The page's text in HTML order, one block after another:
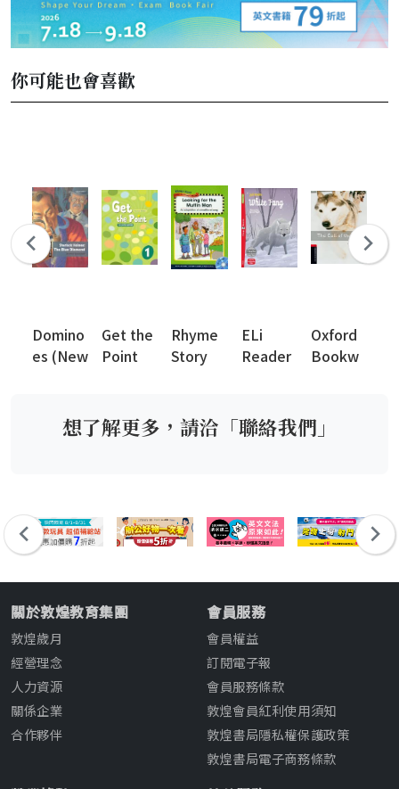
你可能也會喜歡
Domino
es (New
Get the
Point
Rhyme
Story
ELi
Reader
Oxford
Bookw
(New
Edition)
想了解更多，請洽「聯絡我們」
關於敦煌教育集團
敦煌歲月
經營理念
人力資源
關係企業
合作夥伴
會員服務
會員權益
訂閱電子報
會員服務條款
敦煌會員紅利使用須知
敦煌書局隱私權保護政策
敦煌書局電子商務條款